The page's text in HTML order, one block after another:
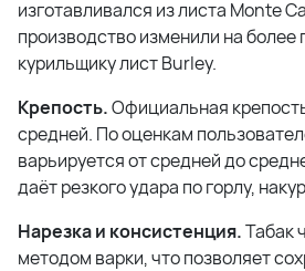
изготавливался из листа Monte
производство изменили на
курильщику лист Burley.
Крепость.Официальная
средней. По оценкам
варьируется от средней до
даёт резкого удара по горлу,
Нарезка и консистенция.Табак
методом варки, что позволяет